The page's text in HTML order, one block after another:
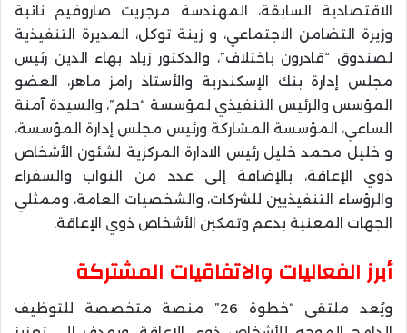
الاقتصادية السابقة، المهندسة مرجريت صاروفيم نائبة
وزيرة التضامن الاجتماعي، و زينة توكل، المديرة التنفيذية
لصندوق “قادرون باختلاف”، والدكتور زياد بهاء الدين رئيس
مجلس إدارة بنك الإسكندرية والأستاذ رامز ماهر، العضو
المؤسس والرئيس التنفيذي لمؤسسة “حلم”، والسيدة آمنة
الساعي، المؤسسة المشاركة ورئيس مجلس إدارة المؤسسة،
و خليل محمد خليل رئيس الادارة المركزية لشئون الأشخاص
ذوي الإعاقة، بالإضافة إلى عدد من النواب والسفراء
والرؤساء التنفيذيين للشركات، والشخصيات العامة، وممثلي
الجهات المعنية بدعم وتمكين الأشخاص ذوي الإعاقة.
أبرز الفعاليات والاتفاقيات المشتركة
ويُعد ملتقى “خطوة 26” منصة متخصصة للتوظيف